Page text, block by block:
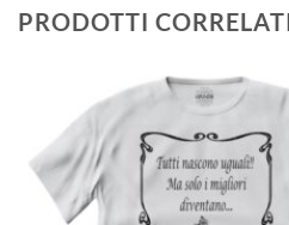
PRODOTTI